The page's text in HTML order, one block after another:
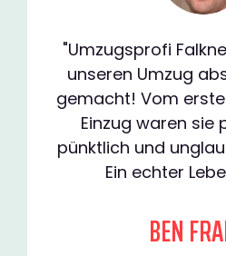
"Umzugsprofi
unseren Umzug
gemacht! Vom
Einzug waren sie
pünktlich und
Ein echter
BEN